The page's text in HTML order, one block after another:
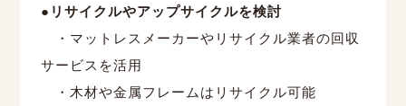
● リサイクルやアップサイクルを検討
・マットレスメーカーやリサイクル業者の回収
サービスを活用
・木材や金属フレームはリサイクル可能